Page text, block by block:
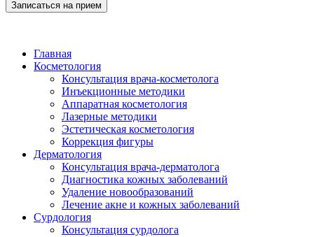
Записаться на прием
Главная
Косметология
Консультация врача-косметолога
Инъекционные методики
Аппаратная косметология
Лазерные методики
Эстетическая косметология
Коррекция фигуры
Дерматология
Консультация врача-дерматолога
Диагностика кожных заболеваний
Удаление новообразований
Лечение акне и кожных заболеваний
Сурдология
Консультация сурдолога